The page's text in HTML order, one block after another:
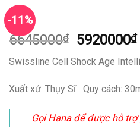
-11%
6645000₫
Giá
gốc
là:
6645000₫.
5920000₫
Swissline Cell Shock Age
Xuất xứ: Thụy Sĩ Quy cách:
Gọi Hana để được hỗ trợ